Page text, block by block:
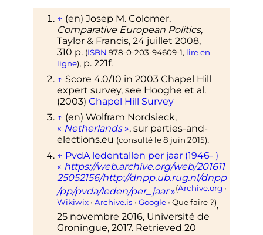
↑ (en) Josep M. Colomer,
Comparative European Politics,
Taylor & Francis, 24 juillet 2008,
310 p. (ISBN 978-0-203-94609-1, lire en
ligne), p. 221f.
↑ Score 4.0/10 in 2003 Chapel Hill
expert survey, see Hooghe et al.
(2003) Chapel Hill Survey
↑ (en) Wolfram Nordsieck,
« Netherlands », sur parties-and-
elections.eu (consulté le8 juin 2015).
↑ PvdA ledentallen per jaar (1946- )
« https://web.archive.org/web/201611
25052156/http://dnpp.ub.rug.nl/dnpp
/pp/pvda/leden/per_jaar »(Archive.org •
Wikiwix• Archive.is • Google• Que faire ?),
25 novembre 2016, Université de
Groningue, 2017. Retrieved 20